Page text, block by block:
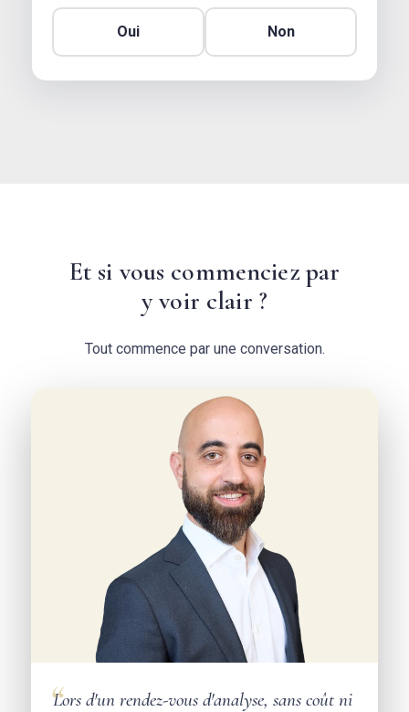
Oui Non
Et si vous commenciez par
y voir clair ?
Tout commence par une conversation.
Lors d'un rendez-vous d'analyse, sans coût ni